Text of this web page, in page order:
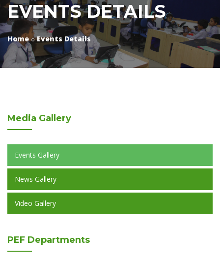
EVENTS DETAILS
Home Events Details
Media Gallery
Events Gallery
News Gallery
Video Gallery
PEF Departments